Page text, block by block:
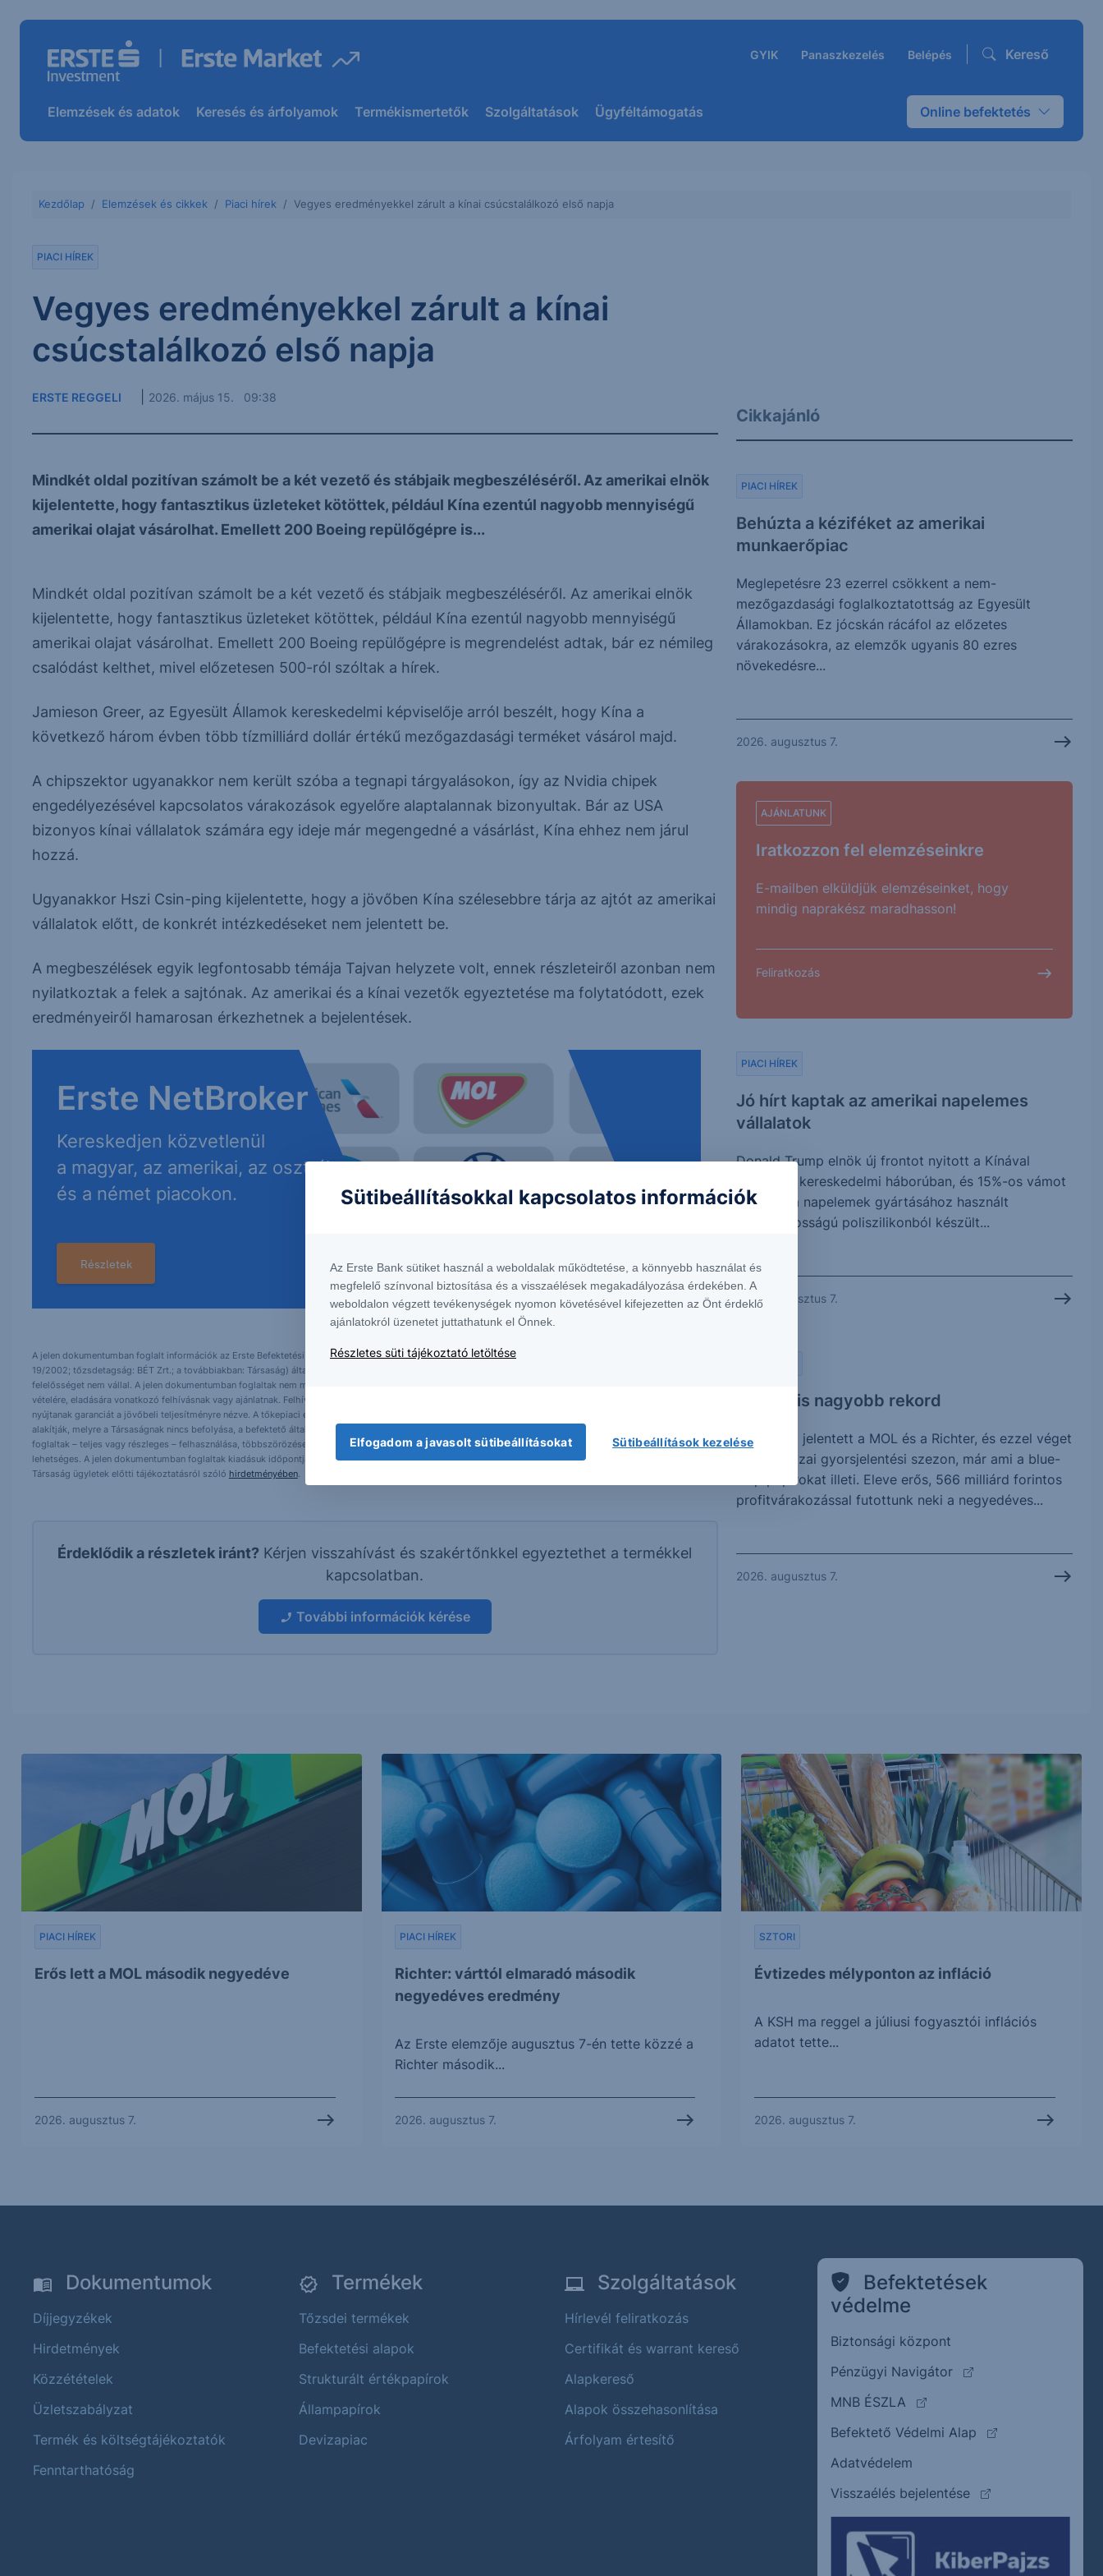
GYIK Panaszkezelés Belépés Kereső
Elemzések és adatok Keresés és árfolyamok Termékismertetők Szolgáltatások Ügyféltámogatás Online befektetés
Kezdőlap Elemzések és cikkek Piaci hírek Vegyes eredményekkel zárult a kínai csúcstalálkozó első napja
PIACI HÍREK
Vegyes eredményekkel zárult a kínai
csúcstalálkozó első napja
ERSTE REGGELI 2026. május 15. 09:38
Mindkét oldal pozitívan számolt be a két vezető és stábjaik megbeszéléséről. Az amerikai elnök
kijelentette, hogy fantasztikus üzleteket kötöttek, például Kína ezentúl nagyobb mennyiségű
amerikai olajat vásárolhat. Emellett 200 Boeing repülőgépre is...
Mindkét oldal pozitívan számolt be a két vezető és stábjaik megbeszéléséről. Az amerikai elnök
kijelentette, hogy fantasztikus üzleteket kötöttek, például Kína ezentúl nagyobb mennyiségű
amerikai olajat vásárolhat. Emellett 200 Boeing repülőgépre is megrendelést adtak, bár ez némileg
csalódást kelthet, mivel előzetesen 500-ról szóltak a hírek.
Jamieson Greer, az Egyesült Államok kereskedelmi képviselője arról beszélt, hogy Kína a
következő három évben több tízmilliárd dollár értékű mezőgazdasági terméket vásárol majd.
A chipszektor ugyanakkor nem került szóba a tegnapi tárgyalásokon, így az Nvidia chipek
engedélyezésével kapcsolatos várakozások egyelőre alaptalannak bizonyultak. Bár az USA
bizonyos kínai vállalatok számára egy ideje már megengedné a vásárlást, Kína ehhez nem járul
hozzá.
Ugyanakkor Hszi Csin-ping kijelentette, hogy a jövőben Kína szélesebbre tárja az ajtót az amerikai
vállalatok előtt, de konkrét intézkedéseket nem jelentett be.
A megbeszélések egyik legfontosabb témája Tajvan helyzete volt, ennek részleteiről azonban nem
nyilatkoztak a felek a sajtónak. Az amerikai és a kínai vezetők egyeztetése ma folytatódott, ezek
eredményeiről hamarosan érkezhetnek a bejelentések.
Erste NetBroker
Kereskedjen közvetlenül
a magyar, az amerikai, az osztrák
és a német piacokon.
Részletek
A jelen dokumentumban foglalt információk az Erste Befektetési Zrt. (székhely: 1138 Budapest, Népfürdő u. 24-26.; tev. eng. szám: E-III/324/2008 és III/75.005-
19/2002; tőzsdetagság: BÉT Zrt.; a továbbiakban: Társaság) által hitelesnek tartott forrásokon alapulnak, de azokért a Társaság szavatosságot vagy
felelősséget nem vállal. A jelen dokumentumban foglaltak nem minősíthetők befektetésre való ösztönzésnek, befektetési tanácsadásnak, értékpapír jegyzésére,
vételére, eladására vonatkozó felhívásnak vagy ajánlatnak. Felhívjuk szíves figyelmét arra, hogy a múltbeli teljesítmények, illetve jövőbeli becslések nem
nyújtanak garanciát a jövőbeli teljesítményre nézve. A tőkepiaci és makrogazdasági helyzetet, a befektetések és azok hozamai alakulását olyan tényezők
alakítják, melyre a Társaságnak nincs befolyása, a befektető által hozott döntés következményei a Társaságra nem háríthatók át. A jelen dokumentumban
foglaltak – teljes vagy részleges – felhasználása, többszörözése, publikálása, átdolgozása, terjesztése kizárólag a Társaság előzetes írásos engedélyével
lehetséges. A jelen dokumentumban foglaltak kiadásuk időpontjában érvényesek. További részletek:Erste Market Dokumentumok – Erste Market
Társaság ügyletek előtti tájékoztatásról szóló hirdetményében.
Érdeklődik a részletek iránt? Kérjen visszahívást és szakértőnkkel egyeztethet a termékkel
kapcsolatban.
További információk kérése
Cikkajánló
Behúzta a kéziféket az amerikai
munkaerőpiac
PIACI HÍREK
Meglepetésre 23 ezerrel csökkent a nem-
mezőgazdasági foglalkoztatottság az Egyesült
Államokban. Ez jócskán rácáfol az előzetes
várakozásokra, az elemzők ugyanis 80 ezres
növekedésre...
2026. augusztus 7.
AJÁNLATUNK
Iratkozzon fel elemzéseinkre
E-mailben elküldjük elemzéseinket, hogy
mindig naprakész maradhasson!
Feliratkozás
Jó hírt kaptak az amerikai napelemes
vállalatok
PIACI HÍREK
Donald Trump elnök új frontot nyitott a Kínával
folytatott kereskedelmi háborúban, és 15%-os vámot
vetett ki a napelemek gyártásához használt
kulcsfontosságú poliszilikonból készült...
2026. augusztus 7.
Vártnál is nagyobb rekord
Ma reggel jelentett a MOL és a Richter, és ezzel véget
is ért a hazai gyorsjelentési szezon, már ami a blue-
chip papírokat illeti. Eleve erős, 566 milliárd forintos
profitvárakozással futottunk neki a negyedéves...
2026. augusztus 7.
Erős lett a MOL második negyedéve
PIACI HÍREK
2026. augusztus 7.
Richter: várttól elmaradó második
negyedéves eredmény
PIACI HÍREK
Az Erste elemzője augusztus 7-én tette közzé a
Richter második...
2026. augusztus 7.
Évtizedes mélyponton az infláció
SZTORI
A KSH ma reggel a júliusi fogyasztói inflációs
adatot tette...
2026. augusztus 7.
Dokumentumok
Díjjegyzékek
Hirdetmények
Közzétételek
Üzletszabályzat
Termék és költségtájékoztatók
Fenntarthatóság
Termékek
Tőzsdei termékek
Befektetési alapok
Strukturált értékpapírok
Állampapírok
Devizapiac
Szolgáltatások
Hírlevél feliratkozás
Certifikát és warrant kereső
Alapkereső
Alapok összehasonlítása
Árfolyam értesítő
Befektetések
védelme
Biztonsági központ
Pénzügyi Navigátor
(külső oldalra ugrik)
MNB ÉSZLA
(külső oldalra ugrik)
Befektető Védelmi Alap
(külső oldalra
Adatvédelem
Visszaélés bejelentése
(külső oldalra ugrik)
Sütibeállításokkal kapcsolatos információk
Az Erste Bank sütiket használ a weboldalak működtetése, a könnyebb használat és
megfelelő színvonal biztosítása és a visszaélések megakadályozása érdekében. A
weboldalon végzett tevékenységek nyomon követésével kifejezetten az Önt érdeklő
ajánlatokról üzenetet juttathatunk el Önnek.
Részletes süti tájékoztató letöltése
Elfogadom a javasolt sütibeállításokat Sütibeállítások kezelése